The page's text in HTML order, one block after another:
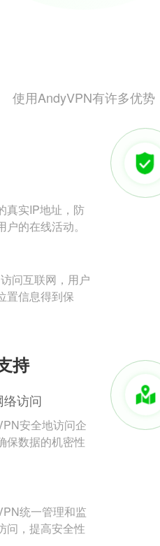
使用AndyVPN有许多优
真实IP地址，防
的在线活动。
问互联网，用户
置信息得到保
持
访问
安全地访问企
保数据的机密性
统一管理和监
问，提高安全性